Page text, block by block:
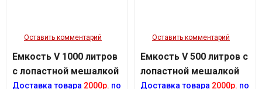
Оставить комментарий
Емкость V 1000 литров
с лопастной мешалкой
Доставка товара 2000р. по
Оставить комментарий
Емкость V 500 литров с
лопастной мешалкой
Доставка товара 2000р. по